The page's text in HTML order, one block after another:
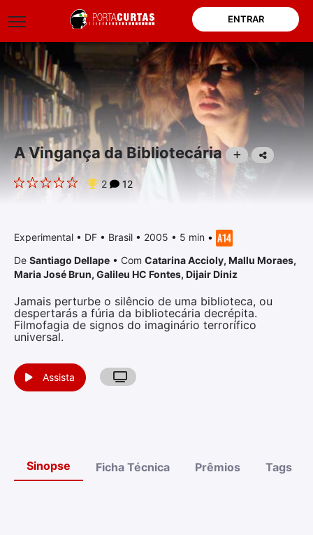
ENTRAR
A Vingança da Bibliotecária
2 12
Experimental • DF • Brasil • 2005 • 5 min •
De Santiago Dellape • Com Catarina Accioly, Mallu Moraes,
Maria José Brun, Galileu HC Fontes, Dijair Diniz
Jamais perturbe o silêncio de uma biblioteca, ou
despertarás a fúria da bibliotecária decrépita.
Filmofagia de signos do imaginário terrorífico
universal.
Assista
Sinopse Ficha Técnica Prêmios Tags